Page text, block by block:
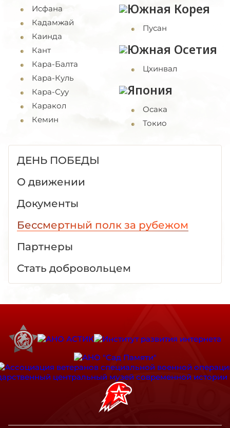
Исфана
Кадамжай
Каинда
Кант
Кара-Балта
Кара-Куль
Кара-Суу
Каракол
Кемин
Южная Корея
Пусан
Южная Осетия
Цхинвал
Япония
Осака
Токио
ДЕНЬ ПОБЕДЫ
О движении
Документы
Бессмертный полк за рубежом
Партнеры
Стать добровольцем